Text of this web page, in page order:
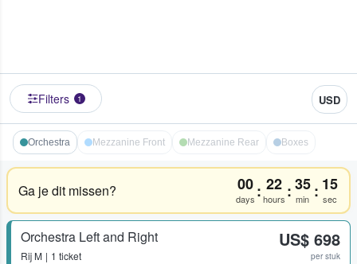
Filters 1 USD
Orchestra Mezzanine Front Mezzanine Rear Boxes
Ga je dit missen? 00
days : 22
hours :35
min : 14
sec
Orchestra Left and Right
Rij M
1 ticket
US$ 698
per stuk